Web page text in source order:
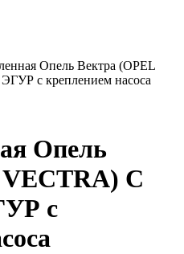
Опель Вектра (OPEL
с креплением насоса
Опель
C
с